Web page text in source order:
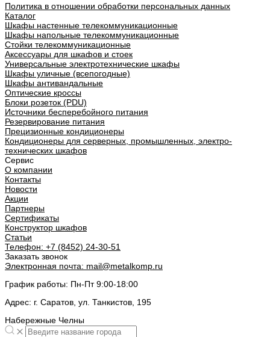
Политика в отношении обработки персональных данных
Каталог
Шкафы настенные телекоммуникационные
Шкафы напольные телекоммуникационные
Стойки телекоммуникационные
Аксессуары для шкафов и стоек
Универсальные электротехнические шкафы
Шкафы уличные (всепогодные)
Шкафы антивандальные
Оптические кроссы
Блоки розеток (PDU)
Источники бесперебойного питания
Резервирование питания
Прецизионные кондиционеры
Кондиционеры для серверных, промышленных, электро-
технических шкафов
Сервис
О компании
Контакты
Новости
Акции
Партнеры
Сертификаты
Конструктор шкафов
Статьи
Телефон: +7 (8452) 24-30-51
Заказать звонок
Электронная почта: mail@metalkomp.ru
График работы: Пн-Пт 9:00-18:00
Адрес: г. Саратов, ул. Танкистов, 195
Набережные Челны